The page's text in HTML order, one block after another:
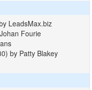
LeadsMax.biz
Fourie
by Patty Blakey